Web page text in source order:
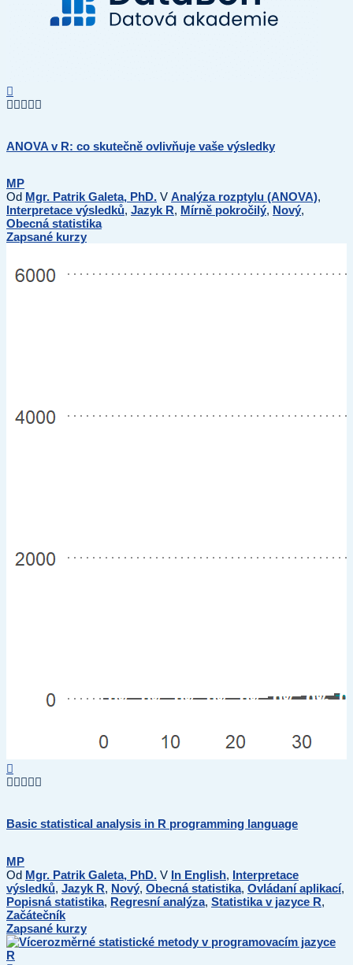
ANOVA v R: co skutečně ovlivňuje vaše výsledky
MP
Od Mgr. Patrik Galeta, PhD. V Analýza rozptylu (ANOVA),
Interpretace výsledků, Jazyk R, Mírně pokročilý, Nový,
Obecná statistika
Zapsané kurzy
Basic statistical analysis in R programming language
MP
Od Mgr. Patrik Galeta, PhD. V In English, Interpretace
výsledků, Jazyk R, Nový, Obecná statistika, Ovládaní aplikací,
Popisná statistika, Regresní analýza, Statistika v jazyce R,
Začátečník
Zapsané kurzy